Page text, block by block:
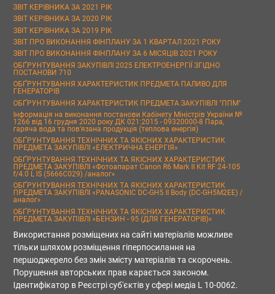
ЗВІТ КЕРІВНИКА ЗА 2021 РІК
ЗВІТ КЕРІВНИКА ЗА 2020 РІК
ЗВІТ КЕРІВНИКА ЗА 2019 РІК
ЗВІТ ПРО ВИКОНАННЯ ФІНПЛАНУ ЗА 1 КВАРТАЛ 2021 РОКУ
ЗВІТ ПРО ВИКОНАННЯ ФІНПЛАНУ ЗА 6 МІСЯЦІВ 2021 РОКУ
ОБҐРУНТУВАННЯ ЗАКУПІВЛІ 2025 ЕЛЕКТРОЕНЕРГІЇ ЗГІДНО
ПОСТАНОВИ 710
ОБҐРУНТУВАННЯ ХАРАКТЕРИСТИК ПРЕДМЕТА ПАЛИВО ДЛЯ
ГЕНЕРАТОРІВ
ОБҐРУНТУВАННЯ ХАРАКТЕРИСТИК ПРЕДМЕТА ЗАКУПІВЛІ "ППМ"
Інформація на виконання постанови Кабінету Міністрів України №
1266 від 16 грудня 2020 року ДК 021:2015 - 09320000-8 Пара,
гаряча вода та пов’язана продукція (теплова енергія)
ОБҐРУНТУВАННЯ ТЕХНІЧНИХ ТА ЯКІСНИХ ХАРАКТЕРИСТИК
ПРЕДМЕТА ЗАКУПІВЛІ «ЕЛЕКТРИЧНА ЕНЕРГІЯ»
ОБҐРУНТУВАННЯ ТЕХНІЧНИХ ТА ЯКІСНИХ ХАРАКТЕРИСТИК
ПРЕДМЕТА ЗАКУПІВЛІ «Фотоапарат Canon R6 Mark II Kit RF 24-105
f/4.0 L IS (5666C029) /аналог»
ОБҐРУНТУВАННЯ ТЕХНІЧНИХ ТА ЯКІСНИХ ХАРАКТЕРИСТИК
ПРЕДМЕТА ЗАКУПІВЛІ «PANASONIC DC-GH5 II Body (DC-GH5M2EE) /
аналог»
ОБҐРУНТУВАННЯ ТЕХНІЧНИХ ТА ЯКІСНИХ ХАРАКТЕРИСТИК
ПРЕДМЕТА ЗАКУПІВЛІ «БЕНЗИН - 95 (ДЛЯ ГЕНЕРАТОРІВ)»
Використання розміщених на сайті матеріалів можливе
тільки шляхом розміщення гіперпосилання на
першоджерело без змін змісту матеріалів та скорочень.
Порушення авторських прав карається законом.
Ідентифікатор в Реєстрі суб'єктів у сфері медіа L 10-0062.